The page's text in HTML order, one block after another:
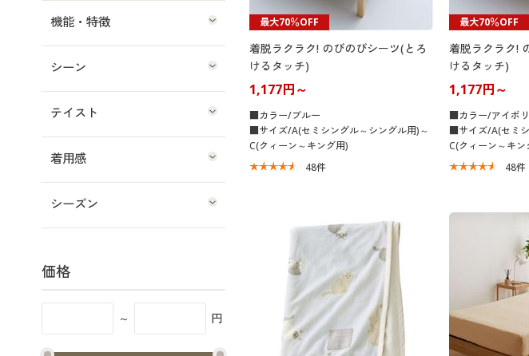
最大70％OFF
着脱ラクラク! のびのびシーツ(とろ
けるタッチ)
1,177円～
■カラー/ブルー
■サイズ/A(セミシングル～シングル用)～
C(クィーン～キング用)
48件
最大70％OFF
着脱ラクラク!
けるタッチ)
1,177円～
■カラー/アイボ
■サイズ/A(セミ
C(クィーン～キン
48件
機能・特徴
シーン
テイスト
着用感
シーズン
価格
～ 円